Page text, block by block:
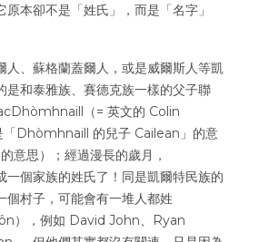
本卻不是「姓氏」，而是「名字」
人、蘇格蘭蓋爾人，或是威爾斯人等凱
是和泰雅族、賽德克族一樣的父子聯
（= 英文的 Colin
Dhòmhnaill 的兒子 Cailean」的意
意思）；經過漫長的歲月，
個家族的姓氏了！同是凱爾特民族的
個村子，可能會有一堆人都姓
），例如 David John、Ryan